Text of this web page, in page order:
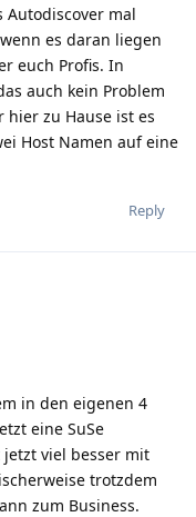
Autodiscover mal
es daran liegen
euch Profis. In
auch kein Problem
hier zu Hause ist es
Host Namen auf eine
Reply
in den eigenen 4
eine SuSe
viel besser mit
trotzdem
zum Business.